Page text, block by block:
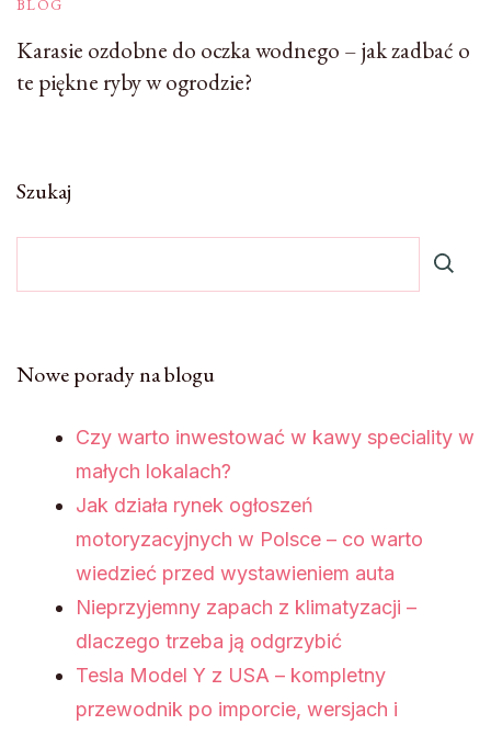
BLOG
Karasie ozdobne do oczka wodnego – jak zadbać o
te piękne ryby w ogrodzie?
Szukaj
Nowe porady na blogu
Czy warto inwestować w kawy speciality w
małych lokalach?
Jak działa rynek ogłoszeń
motoryzacyjnych w Polsce – co warto
wiedzieć przed wystawieniem auta
Nieprzyjemny zapach z klimatyzacji –
dlaczego trzeba ją odgrzybić
Tesla Model Y z USA – kompletny
przewodnik po imporcie, wersjach i